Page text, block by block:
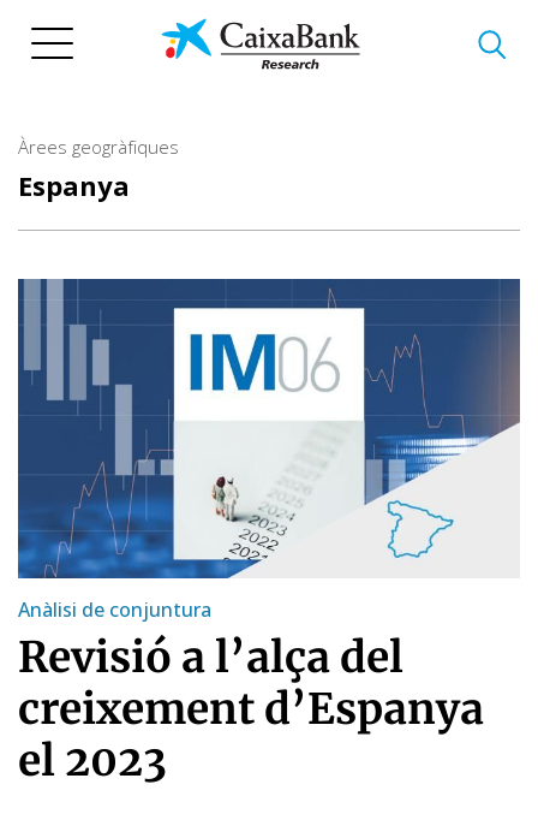
Àrees geogràfiques
Espanya
Anàlisi de conjuntura
Revisió a l’alça del
creixement d’Espanya
el 2023